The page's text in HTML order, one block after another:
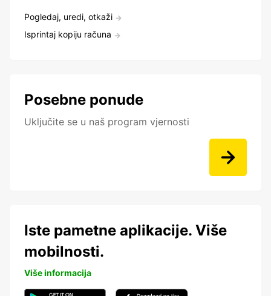
Pogledaj, uredi, otkaži
Isprintaj kopiju računa
Posebne ponude
Uključite se u naš program vjernosti
Iste pametne aplikacije. Više
mobilnosti.
Više informacija